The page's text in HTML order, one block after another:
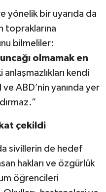
yönelik bir uyarıda da
topraklarına
bilmeliler:
olmamak en
anlaşmazlıkları kendi
ABD’nin yanında yer
çekildi
sivillerin de hedef
hakları ve özgürlük
öğrencileri